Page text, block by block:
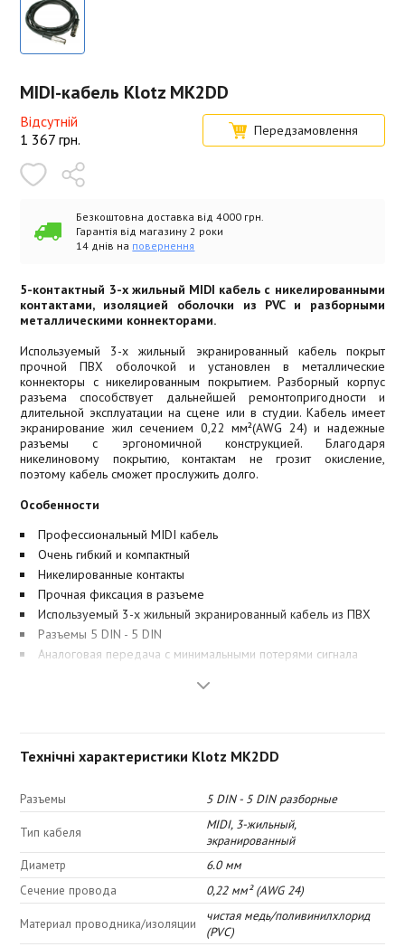
MIDI-кабель Klotz MK2DD
Відсутній
1 367 грн. Передзамовлення
Безкоштовна доставка від 4000 грн.
Гарантія від магазину 2 роки
14 днів на повернення
5-контактный 3-х жильный MIDI кабель с никелированными
контактами, изоляцией оболочки из PVC и разборными
металлическими коннекторами.
Используемый 3-х жильный экранированный кабель покрыт
прочной ПВХ оболочкой и установлен в металлические
коннекторы с никелированным покрытием. Разборный корпус
разъема способствует дальнейшей ремонтопригодности и
длительной эксплуатации на сцене или в студии. Кабель имеет
экранирование жил сечением 0,22 мм²(AWG 24) и надежные
разъемы с эргономичной конструкцией. Благодаря
никелиновому покрытию, контактам не грозит окисление,
поэтому кабель сможет прослужить долго.
Особенности
Профессиональный MIDI кабель
Очень гибкий и компактный
Никелированные контакты
Прочная фиксация в разъеме
Используемый 3-х жильный экранированный кабель из ПВХ
Разъемы 5 DIN - 5 DIN
Аналоговая передача с минимальными потерями сигнала
Технічні характеристики Klotz MK2DD
Разъемы 5 DIN - 5 DIN разборные
Тип кабеля
MIDI, 3-жильный,
экранированный
Диаметр
6.0 мм
Сечение провода
0,22 мм² (AWG 24)
Материал проводника/изоляции
чистая медь/поливинилхлорид
(PVC)